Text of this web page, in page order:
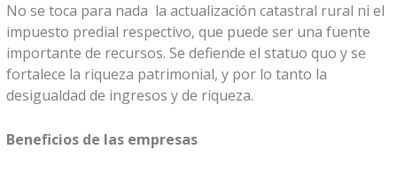
No se toca para nada la actualización catastral rural ni el
impuesto predial respectivo, que puede ser una fuente
importante de recursos. Se defiende el statuo quo y se
fortalece la riqueza patrimonial, y por lo tanto la
desigualdad de ingresos y de riqueza.
Beneficios de las empresas